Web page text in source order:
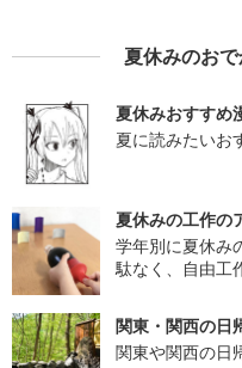
夏休みのお
夏休みおすすめ
夏に読みたいお
夏休みの工作の
学年別に夏休み
駄なく、自由工
関東・関西の日
関東や関西の日